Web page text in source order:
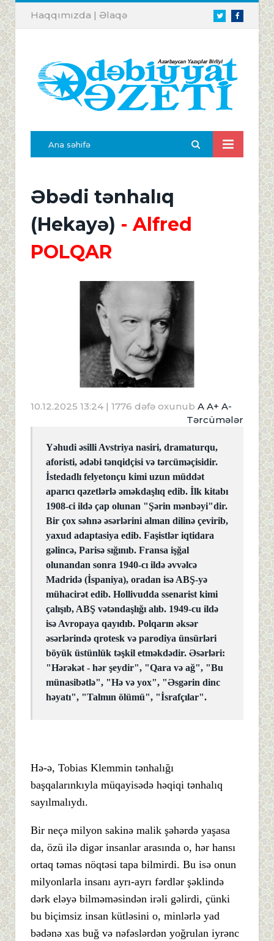
TwitterFacebook
Haqqımızda | Əlaqə
Ana səhifə
Əbədi tənhalıq
(Hekayə) - Alfred
POLQAR
10.12.2025 13:24 | 1776 dəfə oxunub A A+ A-
Tərcümələr
Yəhudi əsilli Avstriya nasiri, dramaturqu,
aforisti, ədəbi tənqidçisi və tərcüməçisidir.
İstedadlı felyetonçu kimi uzun müddət
aparıcı qəzetlərlə əməkdaşlıq edib. İlk kitabı
1908-ci ildə çap olunan "Şərin mənbəyi"dir.
Bir çox səhnə əsərlərini alman dilinə çevirib,
yaxud adaptasiya edib. Faşistlər iqtidara
gəlincə, Parisə sığınıb. Fransa işğal
olunandan sonra 1940-cı ildə əvvəlcə
Madridə (İspaniya), oradan isə ABŞ-yə
mühacirət edib. Hollivudda ssenarist kimi
çalışıb, ABŞ vətəndaşlığı alıb. 1949-cu ildə
isə Avropaya qayıdıb. Polqarın əksər
əsərlərində qrotesk və parodiya ünsürləri
böyük üstünlük təşkil etməkdədir. Əsərləri:
"Hərəkət - hər şeydir", "Qara və ağ", "Bu
münasibətlə", "Hə və yox", "Əsgərin dinc
həyatı", "Talmın ölümü", "İsrafçılar".
Hə-ə, Tobias Klemmin tənhalığı
başqalarınkıyla müqayisədə həqiqi tənhalıq
sayılmalıydı.
Bir neçə milyon sakinə malik şəhərdə yaşasa
da, özü ilə digər insanlar arasında o, hər hansı
ortaq təmas nöqtəsi tapa bilmirdi. Bu isə onun
milyonlarla insanı ayrı-ayrı fərdlər şəklində
dərk eləyə bilməməsindən irəli gəlirdi, çünki
bu biçimsiz insan kütləsini o, minlərlə yad
bədənə xas buğ və nəfəslərdən yoğrulan iyrənc